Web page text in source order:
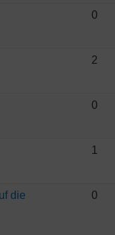
0
2
0
1
die
0